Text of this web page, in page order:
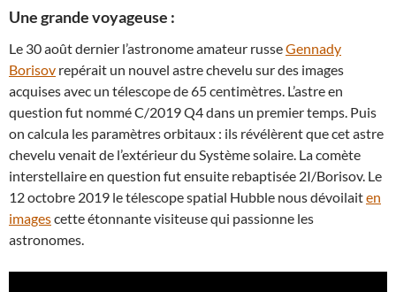
Une grande voyageuse :
Le 30 août dernier l’astronome amateur russeGennady
Borisov repérait un nouvel astre chevelu sur des images
acquises avec un télescope de 65 centimètres. L’astre en
question fut nommé C/2019 Q4 dans un premier temps. Puis
on calcula les paramètres orbitaux : ils révélèrent que cet astre
chevelu venait de l’extérieur du Système solaire. La comète
interstellaire en question fut ensuite rebaptisée 2I/Borisov. Le
12 octobre 2019 le télescope spatial Hubble nous dévoilaiten
imagescette étonnante visiteuse qui passionne les
astronomes.